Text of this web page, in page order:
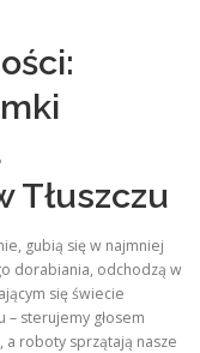
Tłuszczu
gubią się w najmniej
dorabiania, odchodzą w
się świecie
– sterujemy głosem
a roboty sprzątają nasze